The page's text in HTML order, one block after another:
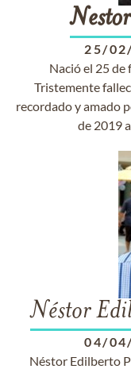
Nestor
25/
Nació el 25 de
Tristemente
recordado y amado
de 2019
Néstor
04/
Néstor Edilberto